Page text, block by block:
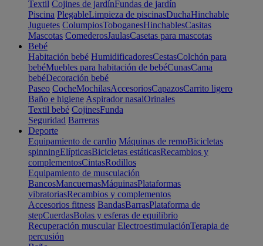
Textil Cojines de jardínFundas de jardín
Piscina PlegableLimpieza de piscinasDuchaHinchable
Juguetes ColumpiosToboganesHinchablesCasitas
Mascotas ComederosJaulasCasetas para mascotas
Bebé
Habitación bebé HumidificadoresCestasColchón para
bebéMuebles para habitación de bebéCunasCama
bebéDecoración bebé
Paseo CocheMochilasAccesoriosCapazosCarrito ligero
Baño e higiene Aspirador nasalOrinales
Textil bebé CojinesFunda
Seguridad Barreras
Deporte
Equipamiento de cardio Máquinas de remoBicicletas
spinningElípticasBicicletas estáticasRecambios y
complementosCintasRodillos
Equipamiento de musculación
BancosMancuernasMáquinasPlataformas
vibratoriasRecambios y complementos
Accesorios fitness BandasBarrasPlataforma de
stepCuerdasBolas y esferas de equilibrio
Recuperación muscular ElectroestimulaciónTerapia de
percusión